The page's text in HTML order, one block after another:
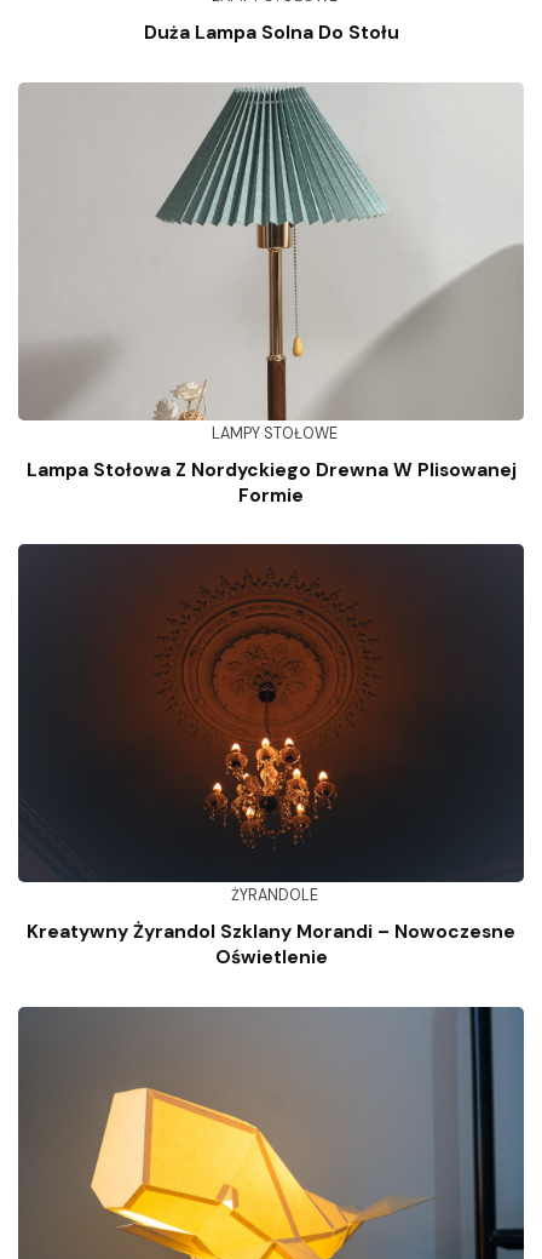
Duża Lampa Solna Do Stołu
LAMPY STOŁOWE
Lampa Stołowa Z Nordyckiego Drewna W Plisowanej
Formie
ŻYRANDOLE
Kreatywny Żyrandol Szklany Morandi – Nowoczesne
Oświetlenie